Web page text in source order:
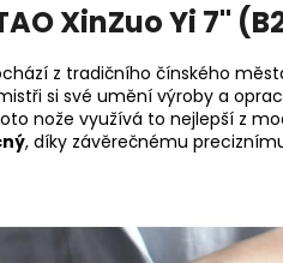
XinZuo Yi 7"
z tradičního čínského
si své umění výroby a
nože využívá to nejlepší z
, díky závěrečnému